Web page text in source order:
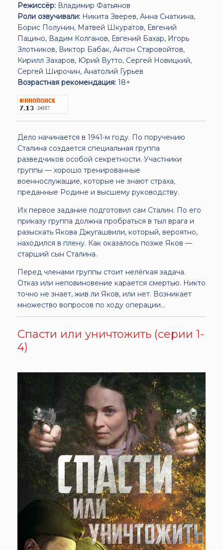
Режиссёр: Владимир Фатьянов
Роли озвучивали: Никита Зверев, Анна Снаткина,
Борис Полунин, Матвей Шкуратов, Евгений
Пацино, Вадим Колганов, Евгений Бахар, Игорь
Злотников, Виктор Бабак, Антон Старовойтов,
Кирилл Захаров, Юрий Вутто, Сергей Новицкий,
Сергей Широчин, Анатолий Гурьев
Возрастная рекомендация: 18+
Дело начинается в 1941-м году. По поручению
Сталина создается специальная группа
разведчиков особой секретности. Участники
группы — хорошо тренированные
военнослужащие, которые не знают страха,
преданные Родине и высшему руководству.
Их первое задание подготовил сам Сталин. По его
приказу группа должна пробраться в тыл врага и
разыскать Якова Джугашвили, который, вероятно,
находился в плену. Как оказалось позже Яков —
старший сын Сталина.
Перед членами группы стоит нелёгкая задача.
Отказ или неповиновение карается смертью. Никто
точно не знает, жив ли Яков, или нет. Возникает
множество вопросов по ходу операции...
Спасти или уничтожить (серии 1-
4)